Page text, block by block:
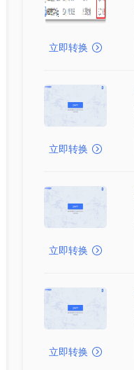
立即转换
立即转换
立即转换
立即转换